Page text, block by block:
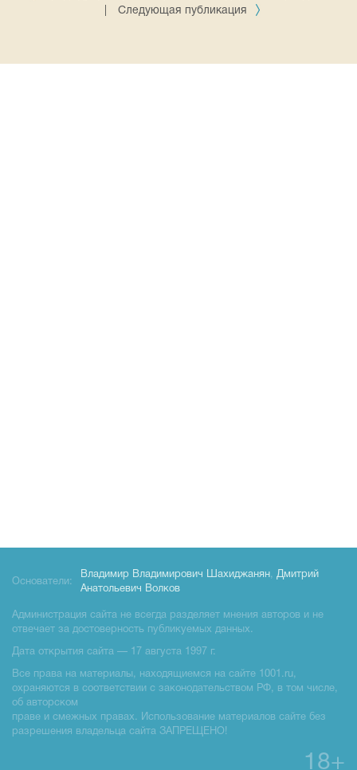
Следующая публикация
Основатели:
Владимир Владимирович Шахиджанян, Дмитрий
Анатольевич Волков
Администрация сайта не всегда разделяет мнения авторов и не
отвечает за достоверность публикуемых данных.
Дата открытия сайта — 17 августа 1997 г.
Все права на материалы, находящиемся на сайте 1001.ru,
охраняются в соответствии с законодательством РФ, в том числе,
об авторском
праве и смежных правах. Использование материалов сайте без
разрешения владельца сайта ЗАПРЕЩЕНО!
18+